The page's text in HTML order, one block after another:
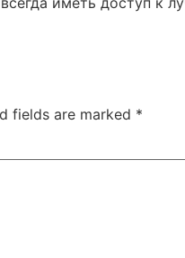
fields are marked *